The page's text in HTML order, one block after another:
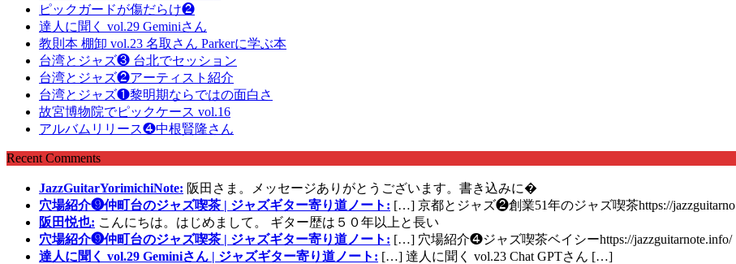
ピックガードが傷だらけ❷
達人に聞く vol.29 Geminiさん
教則本 棚卸 vol.23 名取さん Parkerに学ぶ本
台湾とジャズ❸ 台北でセッション
台湾とジャズ❷アーティスト紹介
台湾とジャズ❶黎明期ならではの面白さ
故宮博物院でピックケース vol.16
アルバムリリース❹中根賢隆さん
Recent Comments
JazzGuitarYorimichiNote: 阪田さま。メッセージありがとうございます。書き込みに�
穴場紹介❾仲町台のジャズ喫茶 | ジャズギター寄り道ノート: […] 京都とジャズ❷創業51年のジャズ喫茶https://jazzguitarno
阪田悦也: こんにちは。はじめまして。 ギター歴は５０年以上と長い
穴場紹介❾仲町台のジャズ喫茶 | ジャズギター寄り道ノート: […] 穴場紹介❹ジャズ喫茶ベイシーhttps://jazzguitarnote.info/
達人に聞く vol.29 Geminiさん | ジャズギター寄り道ノート: […] 達人に聞く vol.23 Chat GPTさん […]